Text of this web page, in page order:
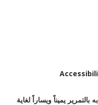
يميناً ويساراً لغاية